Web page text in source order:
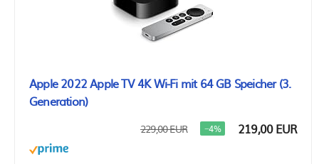
Apple 2022 Apple TV 4K Wi‑Fi mit 64 GB Speicher (3.
Generation)
229,00 EUR −4% 219,00 EUR